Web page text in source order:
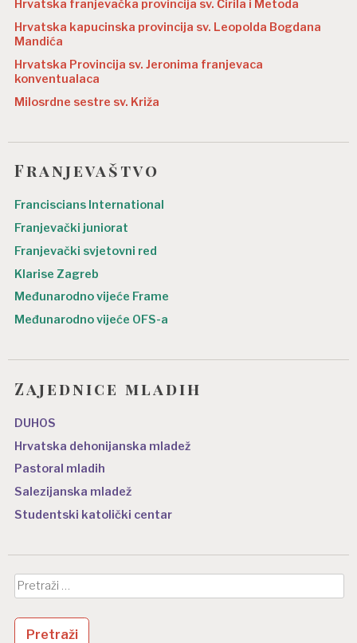
Hrvatska franjevačka provincija sv. Ćirila i Metoda
Hrvatska kapucinska provincija sv. Leopolda Bogdana
Mandića
Hrvatska Provincija sv. Jeronima franjevaca
konventualaca
Milosrdne sestre sv. Križa
Franjevaštvo
Franciscians International
Franjevački juniorat
Franjevački svjetovni red
Klarise Zagreb
Međunarodno vijeće Frame
Međunarodno vijeće OFS-a
Zajednice mladih
DUHOS
Hrvatska dehonijanska mladež
Pastoral mladih
Salezijanska mladež
Studentski katolički centar
Pretraži: